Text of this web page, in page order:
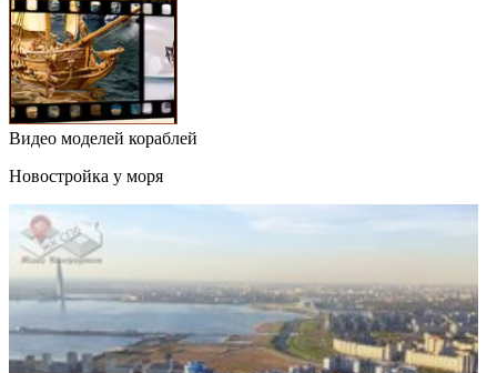
Видео моделей кораблей
Новостройка у моря